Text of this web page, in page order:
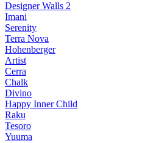
Designer Walls 2
Imani
Serenity
Terra Nova
Hohenberger
Artist
Cerra
Chalk
Divino
Happy Inner Child
Raku
Tesoro
Yuuma